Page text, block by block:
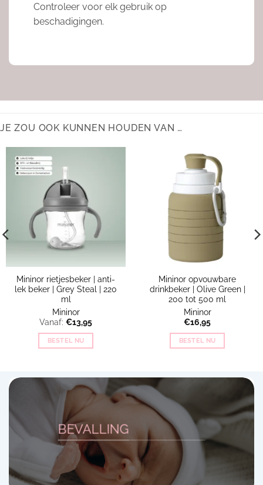
Controleer voor elk gebruik op
beschadigingen.
JE ZOU OOK KUNNEN HOUDEN VAN …
Mininor rietjesbeker | anti-
lek beker | Grey Steal | 220
ml
Mininor
Vanaf: €13,95
BESTEL NU
Mininor opvouwbare
drinkbeker | Olive Green |
200 tot 500 ml
Mininor
€16,95
BESTEL NU
BEVALLING